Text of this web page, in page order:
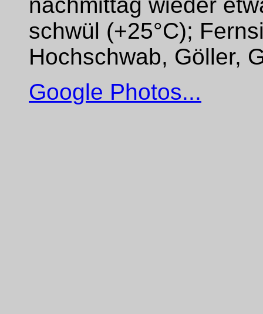
schwül (+25°C);
Hochschwab, Göller,
Google Photos...